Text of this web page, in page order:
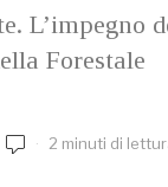
L’impegno
Forestale
2 minuti di